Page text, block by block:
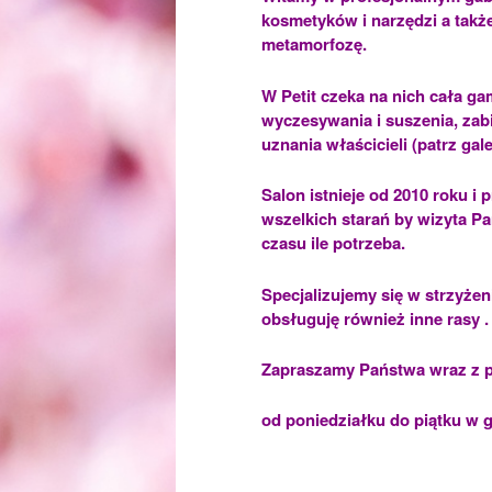
kosmetyków i narzędzi a
metamorfozę.
W Petit czeka na nich cała
wyczesywania i suszenia,
uznania właścicieli (patrz
Salon istnieje od 2010 roku i
wszelkich starań by wizyta
czasu ile potrzeba.
Specjalizujemy się w
obsługuję również inne rasy .
Zapraszamy Państwa wraz z
od poniedziałku do piątku w